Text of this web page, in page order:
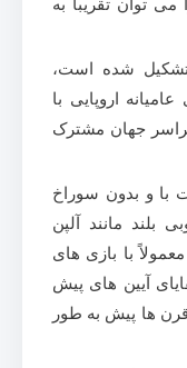
می توان تقریباً به
تشکیل شده است،
اروپایی با
جهان مشترک
با و بدون سوراخ
مانند آلپن
با بازی های
آیین های پیش
ها پیش به طور